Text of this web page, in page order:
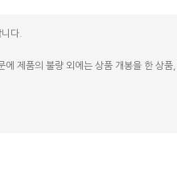
다.
제품의 불량 외에는 상품 개봉을 한 상